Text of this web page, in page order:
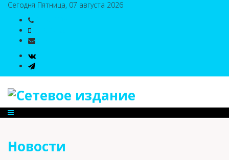
Сегодня Пятница, 07 августа 2026
Новости